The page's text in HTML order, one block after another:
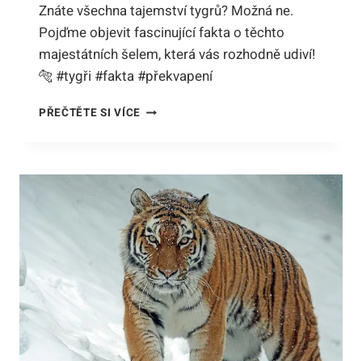
Znáte všechna tajemství tygrů? Možná ne.
Pojďme objevit fascinující fakta o těchto
majestátních šelem, která vás rozhodně udiví!
🐅 #tygři #fakta #překvapení
PŘEČTĚTE SI VÍCECO
TYGRECH?
FASCINUJÍCÍ
FAKTA,
KTERÁ
VÁS
UDIVÍ!